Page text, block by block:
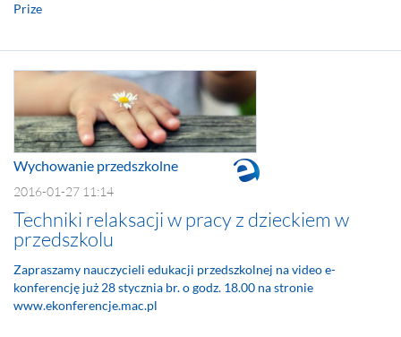
Prize
Wychowanie przedszkolne
2016-01-27 11:14
Techniki relaksacji w pracy z dzieckiem w
przedszkolu
Zapraszamy nauczycieli edukacji przedszkolnej na video e-
konferencję już 28 stycznia br. o godz. 18.00 na stronie
www.ekonferencje.mac.pl